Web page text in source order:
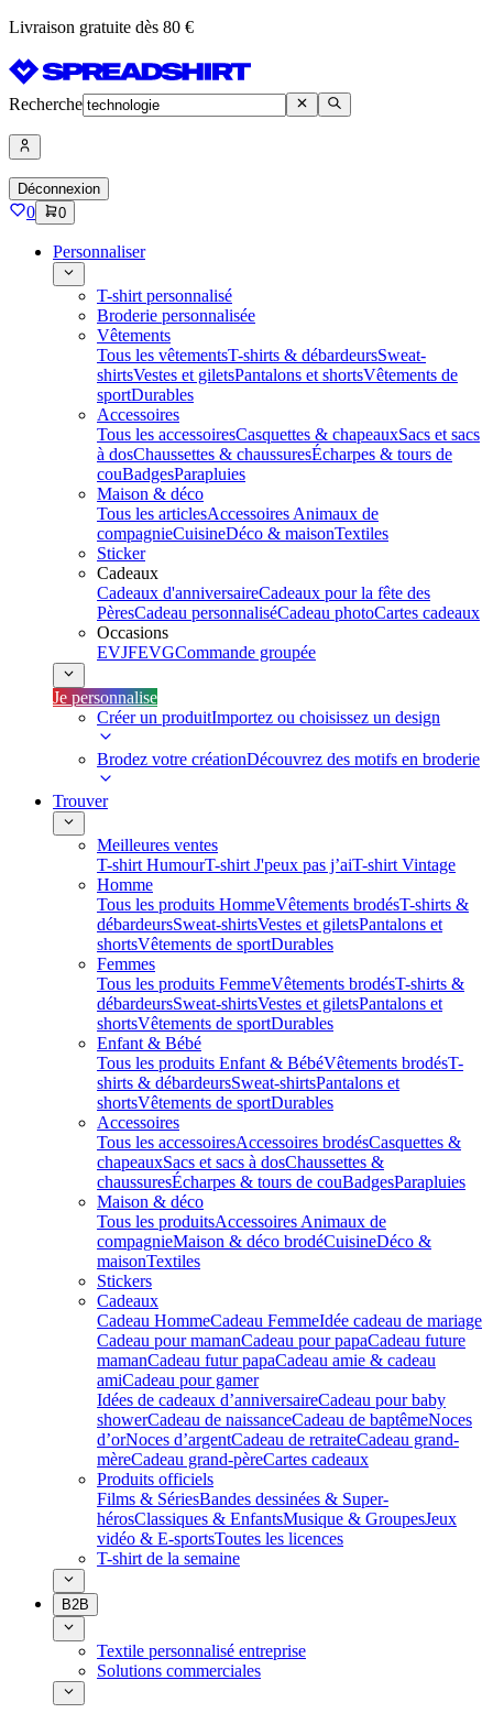
Livraison gratuite dès 80 €
Recherche
Déconnexion
0 0
Personnaliser
T-shirt personnalisé
Broderie personnalisée
Vêtements
Tous les vêtementsT-shirts & débardeursSweat-
shirtsVestes et giletsPantalons et shortsVêtements de
sportDurables
Accessoires
Tous les accessoiresCasquettes & chapeauxSacs et sacs
à dosChaussettes & chaussuresÉcharpes & tours de
couBadgesParapluies
Maison & déco
Tous les articlesAccessoires Animaux de
compagnieCuisineDéco & maisonTextiles
Sticker
Cadeaux
Cadeaux d'anniversaireCadeaux pour la fête des
PèresCadeau personnaliséCadeau photoCartes cadeaux
Occasions
EVJFEVGCommande groupée
Je personnalise
Créer un produitImportez ou choisissez un design
Brodez votre créationDécouvrez des motifs en broderie
Trouver
Meilleures ventes
T-shirt HumourT-shirt J'peux pas j’aiT-shirt Vintage
Homme
Tous les produits HommeVêtements brodésT-shirts &
débardeursSweat-shirtsVestes et giletsPantalons et
shortsVêtements de sportDurables
Femmes
Tous les produits FemmeVêtements brodésT-shirts &
débardeursSweat-shirtsVestes et giletsPantalons et
shortsVêtements de sportDurables
Enfant & Bébé
Tous les produits Enfant & BébéVêtements brodésT-
shirts & débardeursSweat-shirtsPantalons et
shortsVêtements de sportDurables
Accessoires
Tous les accessoiresAccessoires brodésCasquettes &
chapeauxSacs et sacs à dosChaussettes &
chaussuresÉcharpes & tours de couBadgesParapluies
Maison & déco
Tous les produitsAccessoires Animaux de
compagnieMaison & déco brodéCuisineDéco &
maisonTextiles
Stickers
Cadeaux
Cadeau HommeCadeau FemmeIdée cadeau de mariage​
Cadeau pour mamanCadeau pour papaCadeau future
mamanCadeau futur papaCadeau amie & cadeau
amiCadeau pour gamer
Idées de cadeaux d’anniversaireCadeau pour baby
showerCadeau de naissanceCadeau de baptêmeNoces
d’orNoces d’argentCadeau de retraiteCadeau grand-
mèreCadeau grand-pèreCartes cadeaux
Produits officiels
Films & SériesBandes dessinées & Super-
hérosClassiques & EnfantsMusique & GroupesJeux
vidéo & E-sportsToutes les licences
T-shirt de la semaine
B2B
Textile personnalisé entreprise
Solutions commerciales